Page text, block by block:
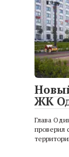
ЖК
Глава
проверил